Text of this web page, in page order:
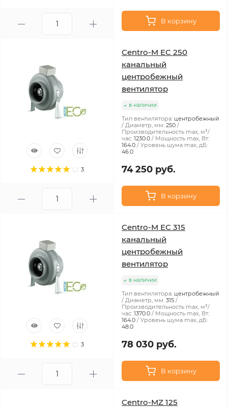
В корзину
3
Centro-M EC 250
канальный
центробежный
вентилятор
в наличии
Тип вентилятора: центробежный
Диаметр, мм: 250
Производительность max, м³/
час: 1230.0
Мощность max, Вт:
164.0
Уровень шума max, дБ:
46.0
74 250 руб.
В корзину
3
Centro-M EC 315
канальный
центробежный
вентилятор
в наличии
Тип вентилятора: центробежный
Диаметр, мм: 315
Производительность max, м³/
час: 1370.0
Мощность max, Вт:
164.0
Уровень шума max, дБ:
48.0
78 030 руб.
В корзину
Centro-MZ 125